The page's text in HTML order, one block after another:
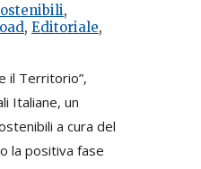
,
, Editoriale,
il Territorio”,
Italiane, un
a cura del
la positiva fase